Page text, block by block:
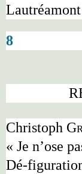
8
Christoph
« Je n’ose
Dé-